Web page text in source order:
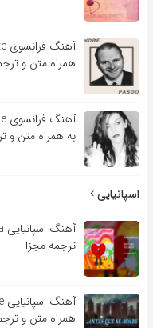
همراه متن و
به همراه متن و
اسپانیایی
ترجمه مجزا
همراه متن و